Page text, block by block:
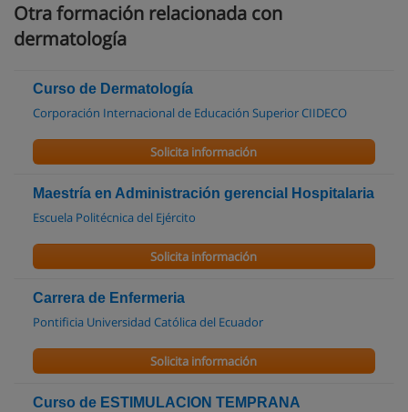
Otra formación relacionada con
dermatología
Curso de Dermatología
Corporación Internacional de Educación Superior CIIDECO
Solicita información
Maestría en Administración gerencial Hospitalaria
Escuela Politécnica del Ejército
Solicita información
Carrera de Enfermeria
Pontificia Universidad Católica del Ecuador
Solicita información
Curso de ESTIMULACION TEMPRANA